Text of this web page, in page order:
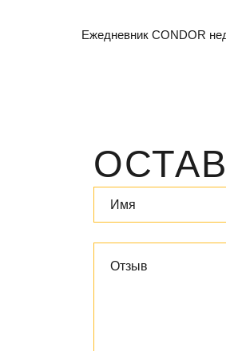
Ежедневник CONDOR